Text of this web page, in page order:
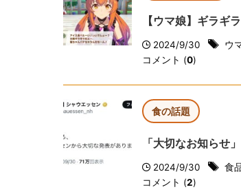
【ウマ娘】ギラギ
2024/9/30 ウ
コメント (0)
食の話題
「大切なお知らせ
2024/9/30
食
コメント (2)